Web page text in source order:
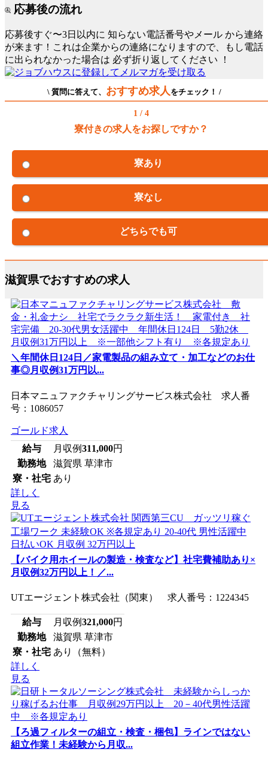
応募後の流れ
応募後すぐ〜3日以内に 知らない電話番号やメール から連絡
が来ます！これは企業からの連絡になりますので、もし電話
に出られなかった場合は 必ず折り返してください ！
\ 質問に答えて、 おすすめ求人をチェック！ /
1 / 4
寮付きの求人をお探しですか？
寮あり
寮なし
どちらでも可
滋賀県でおすすめの求人
＼年間休日124日／家電製品の組み立て・加工などのお仕
事◎月収例31万円以...
日本マニュファクチャリングサービス株式会社 求人番
号：1086057
ゴールド求人
給与
月収例311,000円
勤務地
滋賀県 草津市
寮・社宅 あり
詳しく
見る
【バイク用ホイールの製造・検査など】社宅費補助あり×
月収例32万円以上！／...
UTエージェント株式会社（関東） 求人番号：1224345
給与 月収例321,000円
勤務地
滋賀県 草津市
寮・社宅 あり（無料）
詳しく
見る
【ろ過フィルターの組立・検査・梱包】ラインではない
組立作業！未経験から月収...